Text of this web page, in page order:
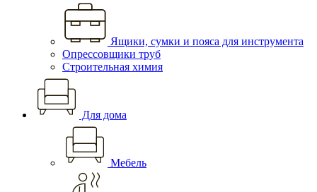
Ящики, сумки и пояса для инструмента
Опрессовщики труб
Строительная химия
Для дома
Мебель